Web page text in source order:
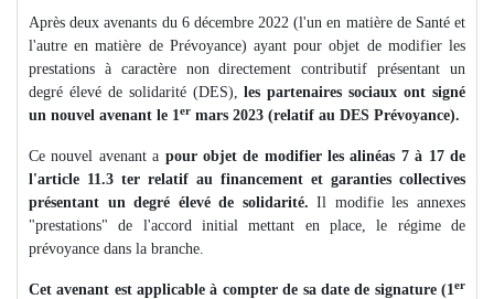
Après deux avenants du 6 décembre 2022 (l'un en matière de Santé et
l'autre en matière de Prévoyance) ayant pour objet de modifier les
prestations à caractère non directement contributif présentant un
degré élevé de solidarité (DES),les partenaires sociaux ont signé
un nouvel avenant le 1er mars 2023 (relatif au DES Prévoyance).
Ce nouvel avenant a pour objet de modifier les alinéas 7 à 17 de
l'article 11.3 ter relatif au financement et garanties collectives
présentant un degré élevé de solidarité.Il modifie les annexes
"prestations" de l'accord initial mettant en place, le régime de
prévoyance dans la branche.
Cet avenant est applicable à compter de sa date de signature (1er